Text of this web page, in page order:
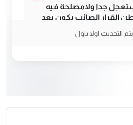
جدا ولامصلحة فيه
القرار الصائب يكون بعد
للعراق ومن اصول عريقة
يتم التحديث اولا باول